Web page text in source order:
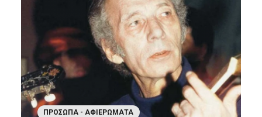
ΠΡΌΣΩΠΑ - ΑΦΙΕΡΏΜΑΤΑ